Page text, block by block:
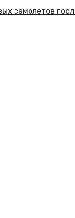
самолетов